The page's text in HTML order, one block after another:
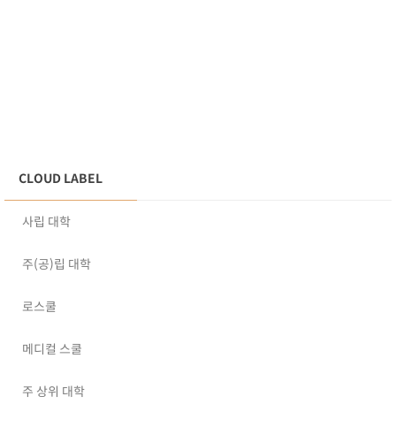
CLOUD LABEL
사립 대학
주(공)립 대학
로스쿨
메디컬 스쿨
주 상위 대학